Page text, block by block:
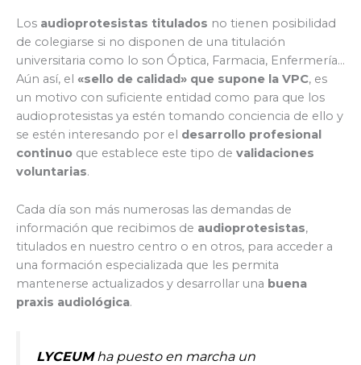
Los audioprotesistas titulados no tienen posibilidad
de colegiarse si no disponen de una titulación
universitaria como lo son Óptica, Farmacia, Enfermería…
Aún así, el «sello de calidad» que supone la VPC, es
un motivo con suficiente entidad como para que los
audioprotesistas ya estén tomando conciencia de ello y
se estén interesando por el desarrollo profesional
continuo que establece este tipo de validaciones
voluntarias.
Cada día son más numerosas las demandas de
información que recibimos de audioprotesistas,
titulados en nuestro centro o en otros, para acceder a
una formación especializada que les permita
mantenerse actualizados y desarrollar una buena
praxis audiológica.
LYCEUMha puesto en marcha un